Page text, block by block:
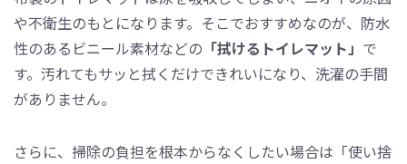
や不衛生のもとになります。そこでおすすめなのが、防水
性のあるビニール素材などの 「拭けるトイレマット」 で
す。汚れてもサッと拭くだけできれいになり、洗濯の手間
がありません。
さらに、掃除の負担を根本からなくしたい場合は「使い捨